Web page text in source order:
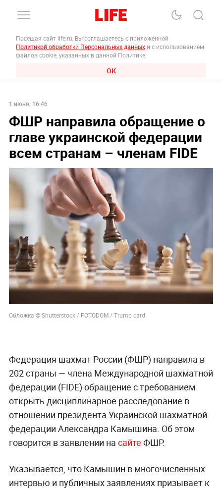
Посещая сайт life.ru, Вы соглашаетесь с приложенной
Политикой обработки Персональных данных и с использованием
файлов cookie, указанных в данной Политике.
ОК
1 июня, 16:46
ФШР направила обращение о
главе украинской федерации
всем странам – членам FIDE
Обложка © Shutterstock / FOTODOM / Trump card
Федерация шахмат России (ФШР) направила в
202 страны — члена Международной шахматной
федерации (FIDE) обращение с требованием
открыть дисциплинарное расследование в
отношении президента Украинской шахматной
федерации Александра Камышина. Об этом
говорится в заявлении на сайте ФШР.
Указывается, что Камышин в многочисленных
интервью и публичных заявлениях призывает к